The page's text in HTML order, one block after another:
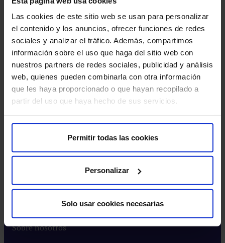
Las cookies de este sitio web se usan para personalizar
el contenido y los anuncios, ofrecer funciones de redes
sociales y analizar el tráfico. Además, compartimos
información sobre el uso que haga del sitio web con
nuestros partners de redes sociales, publicidad y análisis
web, quienes pueden combinarla con otra información
que les haya proporcionado o que hayan recopilado a
partir del uso que haya hecho de sus servicios.
Permitir todas las cookies
Personalizar
Solo usar cookies necesarias
Contracciones de Braxton Hicks: cómo
identificarlas y diferenciarlas
Sentir que la tripa se tensa es una de las sensaciones
más frecuentes a partir del segundo trimestre de
gestación. Se pr…
Sobre nosotros